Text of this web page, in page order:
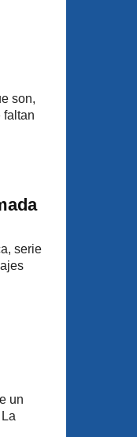
son,
faltan
serie
un